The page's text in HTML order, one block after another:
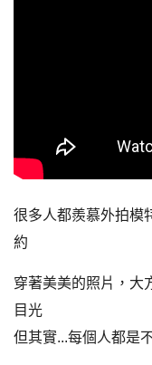
很多人都羨慕外拍模
約
穿著美美的照片，大
目光
但其實...每個人都是